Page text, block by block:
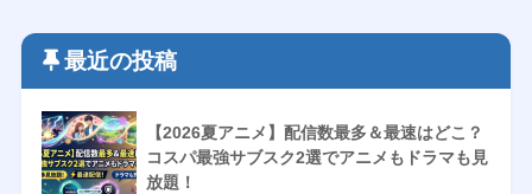
最近の投稿
【2026夏アニメ】配信数最多＆最速はどこ？
コスパ最強サブスク2選でアニメもドラマも見
放題！